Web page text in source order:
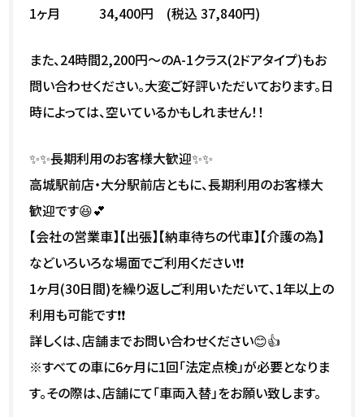
1ヶ月 34,400円 (税込 37,840円)
また、24時間2,200円～のA-1クラス(2ドアタイプ)もお
問い合わせください。大変ご好評いただいております。日
時によっては、空いているかもしれません！！
✨✨長期利用のお客様大歓迎✨✨
高城駅前店・大分駅前店ともに、長期利用のお客様大
歓迎です😆💕
【会社の営業車】【出張】【納車待ちの代車】【介護の為】
などいろいろな場面でご利用ください❗❗
1ヶ月(30日間)を繰り返しご利用いただいて、1年以上の
利用も可能です❗❗
詳しくは、店舗までお問い合わせください😊👍
※すべての車に6ヶ月に1回「法定点検」が必要となりま
す。その際は、店舗にて「車両入替」をお願い致します。